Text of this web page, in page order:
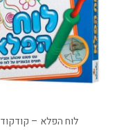
לוח הפלא – קודקוד